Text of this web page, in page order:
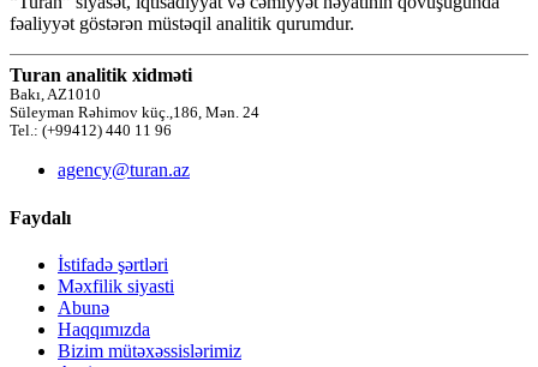
fəaliyyət göstərən müstəqil analitik qurumdur.
Turan analitik xidməti
Bakı, AZ1010
Süleyman Rəhimov küç.,186, Mən. 24
Tel.: (+99412) 440 11 96
agency@turan.az
Faydalı
İstifadə şərtləri
Məxfilik siyasti
Abunə
Haqqımızda
Bizim mütəxəssislərimiz